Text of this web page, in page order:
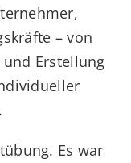
– von
Erstellung
Es war